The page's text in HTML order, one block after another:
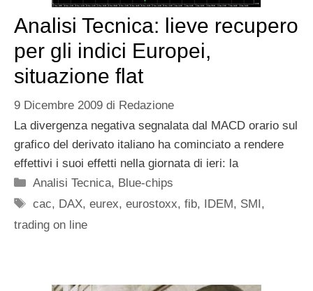
Analisi Tecnica: lieve recupero
per gli indici Europei,
situazione flat
9 Dicembre 2009 di Redazione
La divergenza negativa segnalata dal MACD orario sul
grafico del derivato italiano ha cominciato a rendere
effettivi i suoi effetti nella giornata di ieri: la
Categorie
Analisi Tecnica, Blue-chips
Tag
cac, DAX,eurex,eurostoxx,fib, IDEM, SMI,
trading on line